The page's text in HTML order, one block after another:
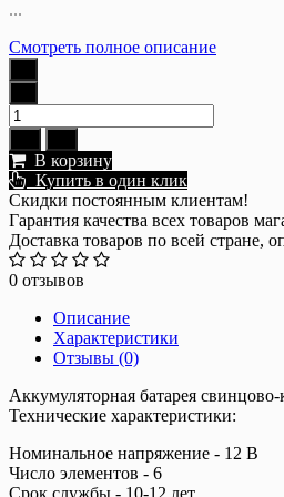
...
Смотреть полное описание
В корзину
Купить в один клик
Скидки постоянным клиентам!
Гарантия качества всех товаров
Доставка товаров по всей стране,
0 отзывов
Описание
Характеристики
Отзывы (0)
Аккумуляторная батарея
Технические характеристики:
Номинальное напряжение - 12 В
Число элементов - 6
Срок службы - 10-12 лет